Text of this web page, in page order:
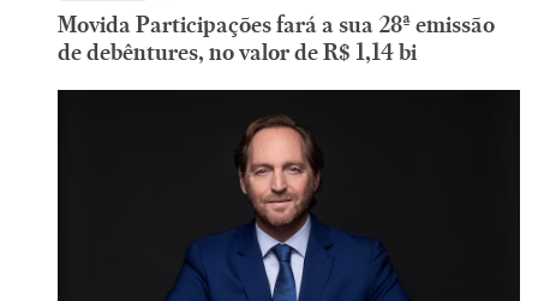
Movida Participações fará a sua 28ª emissão
de debêntures, no valor de R$ 1,14 bi